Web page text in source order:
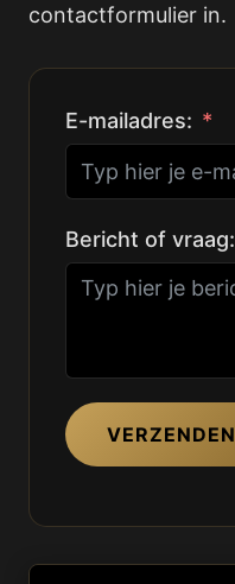
contactformulier in.
E-mailadres:
Bericht of vraag:
VERZENDEN